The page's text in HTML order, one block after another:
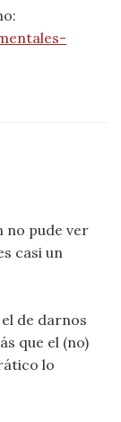
no pude ver
casi un
de darnos
que el (no)
lo